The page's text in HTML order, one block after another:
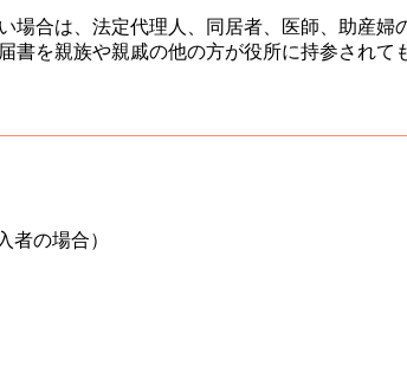
場合は、法定代理人、同居者、医師、助産婦
書を親族や親戚の他の方が役所に持参されて
者の場合）